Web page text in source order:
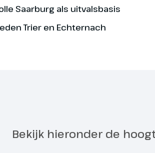
Saarburg als uitvalsbasis
Trier en Echternach
Bekijk hieronder de
Op eigen
waar je